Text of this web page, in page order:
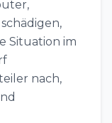
Situation im
nach,